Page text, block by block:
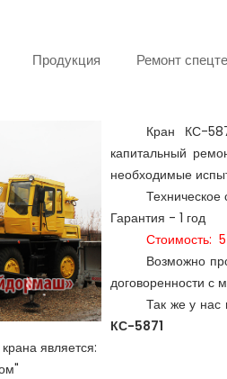
Продукция Ремонт
Кран КС-
капитальный
необходимые
Техническое
Гарантия - 1 год
Стоимость:
Возможно
договоренности с
Так же у нас
КС-5871
является: